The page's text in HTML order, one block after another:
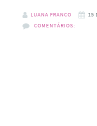
LUANA FRANCO
15
COMENTÁRIOS: